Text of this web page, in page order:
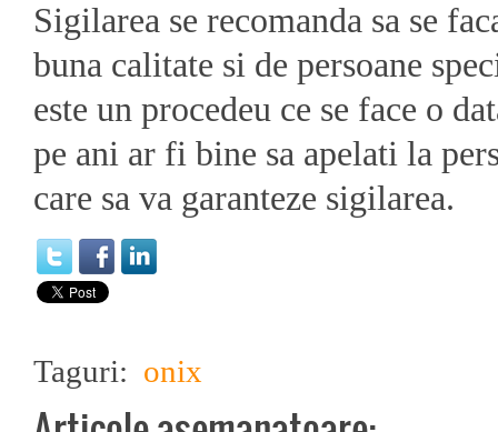
Sigilarea se recomanda sa se
buna calitate si de persoane
este un procedeu ce se face o
pe ani ar fi bine sa apelati la
care sa va garanteze sigilarea.
Taguri: onix